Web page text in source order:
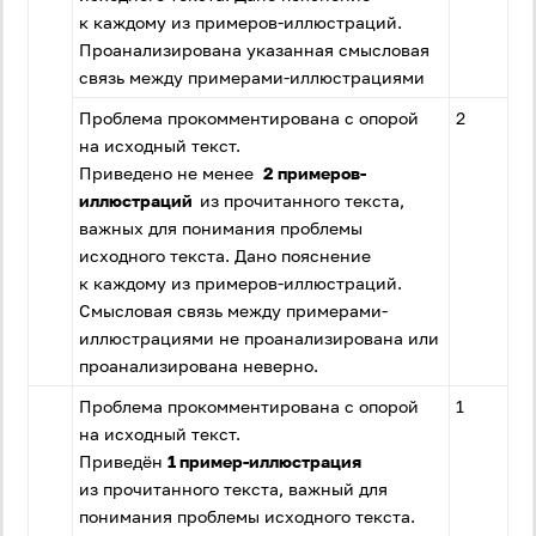
к каждому из примеров-иллюстраций.
Проанализирована указанная смысловая
связь между примерами-иллюстрациями
Проблема прокомментирована с опорой
на исходный текст.
Приведено не менее 2 примеров-
иллюстраций из прочитанного текста,
важных для понимания проблемы
исходного текста. Дано пояснение
к каждому из примеров-иллюстраций.
Смысловая связь между примерами-
иллюстрациями не проанализирована или
проанализирована неверно.
2
Проблема прокомментирована с опорой
на исходный текст.
Приведён 1 пример-иллюстрация
из прочитанного текста, важный для
понимания проблемы исходного текста.
1